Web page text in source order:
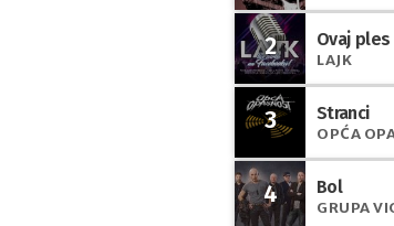
2 Ovaj ples
LAJK
3 Stranci
OPĆA
4 Bol
GRUPA